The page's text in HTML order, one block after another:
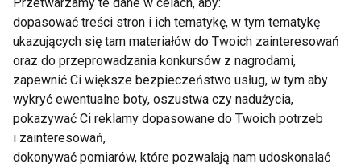
Dieta proteinowa
dopasować treści stron i ich tematykę, w tym tematykę
ukazujących się tam materiałów do Twoich zainteresowań
oraz do przeprowadzania konkursów z nagrodami,
zapewnić Ci większe bezpieczeństwo usług, w tym aby
wykryć ewentualne boty, oszustwa czy nadużycia,
pokazywać Ci reklamy dopasowane do Twoich potrzeb
i zainteresowań,
dokonywać pomiarów, które pozwalają nam udoskonalać